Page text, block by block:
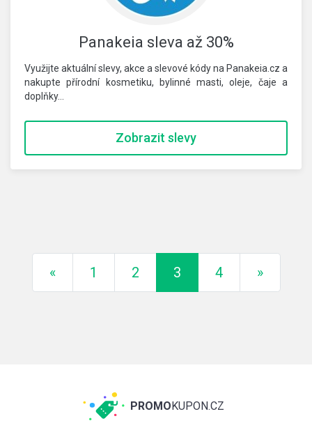
Panakeia sleva až 30%
Využijte aktuální slevy, akce a slevové kódy na Panakeia.cz a
nakupte přírodní kosmetiku, bylinné masti, oleje, čaje a
doplňky…
Zobrazit slevy
«Předchozí
1 2 3 4 »Další
PROMOKUPON.CZ